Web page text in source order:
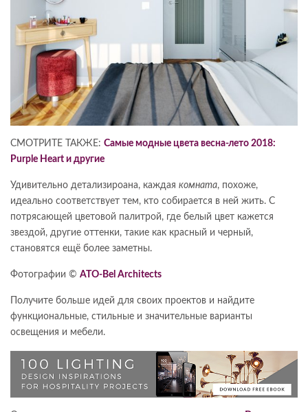
СМОТРИТЕ ТАКЖЕ: Самые модные цвета весна-лето 2018:
Purple Heart и другие
Удивительно детализироана, каждая комната, похоже,
идеально соответствует тем, кто собирается в ней жить. С
потрясающей цветовой палитрой, где белый цвет кажется
звездой, другие оттенки, такие как красный и черный,
становятся ещё более заметны.
Фотографии © ATO-Bel Architects
Получите больше идей для своих проектов и найдите
функциональные, стильные и значительные варианты
освещения и мебели.